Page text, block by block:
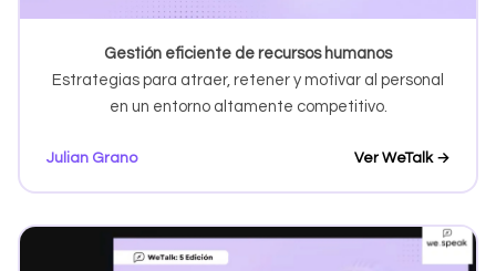
Gestión eficiente de recursos humanos
Estrategias para atraer, retener y motivar al personal
en un entorno altamente competitivo.
Julian Grano Ver WeTalk →